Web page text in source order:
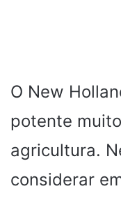
O New
potente
agricultura.
considerar